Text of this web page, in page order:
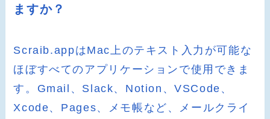
ますか？
Scraib.appはMac上のテキスト入力が可能な
ほぼすべてのアプリケーションで使用できま
す。Gmail、Slack、Notion、VSCode、
Xcode、Pages、メモ帳など、メールクライ